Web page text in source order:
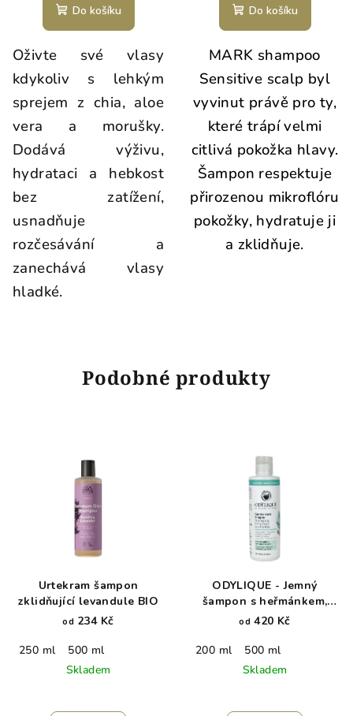
Do košíku
Oživte své vlasy
kdykoliv s lehkým
sprejem z chia, aloe
vera a morušky.
Dodává výživu,
hydrataci a hebkost
bez zatížení,
usnadňuje
rozčesávání a
zanechává vlasy
hladké.
Do košíku
MARK shampoo
Sensitive scalp byl
vyvinut právě pro ty,
které trápí velmi
citlivá pokožka hlavy.
Šampon respektuje
přirozenou mikroflóru
pokožky, hydratuje ji
a zklidňuje.
Podobné produkty
Urtekram šampon
zklidňující levandule BIO
od 234 Kč
250 ml
500 ml
Skladem
ODYLIQUE - Jemný
šampon s heřmánkem,
přesličkou a kopřivou -
od 420 Kč
200 ml
500 ml
Skladem